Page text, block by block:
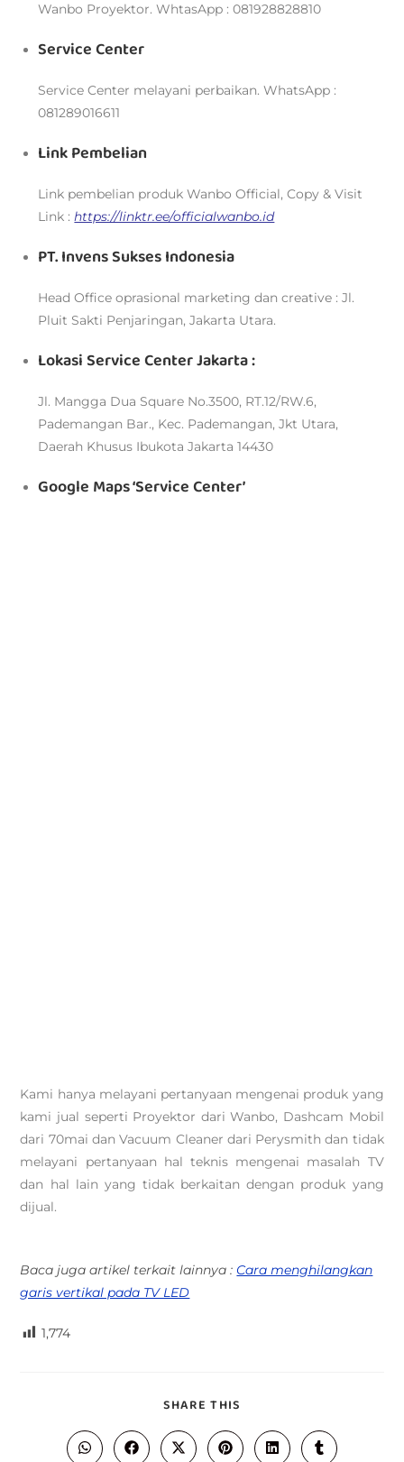
Wanbo Proyektor. WhtasApp : 081928828810
Service Center
Service Center melayani perbaikan. WhatsApp :
081289016611
Link Pembelian
Link pembelian produk Wanbo Official, Copy & Visit
Link :https://linktr.ee/officialwanbo.id
PT. Invens Sukses Indonesia
Head Office oprasional marketing dan creative : Jl.
Pluit Sakti Penjaringan, Jakarta Utara.
Lokasi Service Center Jakarta :
Jl. Mangga Dua Square No.3500, RT.12/RW.6,
Pademangan Bar., Kec. Pademangan, Jkt Utara,
Daerah Khusus Ibukota Jakarta 14430
Google Maps ‘Service Center’
Kami hanya melayani pertanyaan mengenai produk yang
kami jual seperti Proyektor dari Wanbo, Dashcam Mobil
dari 70mai dan Vacuum Cleaner dari Perysmith dan tidak
melayani pertanyaan hal teknis mengenai masalah TV
dan hal lain yang tidak berkaitan dengan produk yang
dijual.
Baca juga artikel terkait lainnya : Cara menghilangkan
garis vertikal pada TV LED
1,774
SHARE THIS